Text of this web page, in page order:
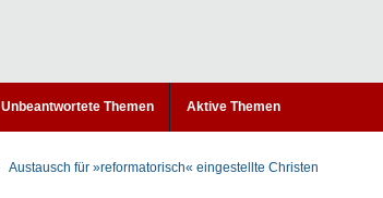
Unbeantwortete Themen Aktive Themen
Austausch für »reformatorisch« eingestellte Christen